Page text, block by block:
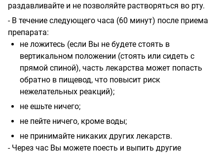
раздавливайте и не позволяйте растворяться во рту.
- В течение следующего часа (60 минут) после приема
препарата:
не ложитесь (если Вы не будете стоять в
вертикальном положении (стоять или сидеть с
прямой спиной), часть лекарства может попасть
обратно в пищевод, что повысит риск
нежелательных реакций);
не ешьте ничего;
не пейте ничего, кроме воды;
не принимайте никаких других лекарств.
- Через час Вы можете поесть и выпить другие